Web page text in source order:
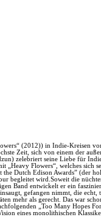
(2012)) in Indie-Kreisen
Zeit, sich von einem der
zelebriert seine Liebe für
Flowers“, welches sich
Dutch Edison Awards” (der
begleitet wird.Soweit die
Band entwickelt er ein
gefangen nimmt, die
mehr als gerecht. Das war
„Too Many Hopes
eines monolithischen